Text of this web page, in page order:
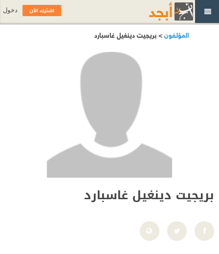
المؤلفون> بريجيت دينغيل غاسبارد
بريجيت دينغيل غاسبارد
اشترك الآن دخول